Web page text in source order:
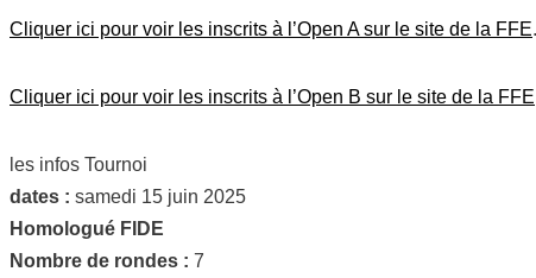
Cliquer ici pour voir les inscrits à l’Open A sur le site de la FFE.
Cliquer ici pour voir les inscrits à l’Open B sur le site de la FFE
les infos Tournoi
dates : samedi 15 juin 2025
Homologué FIDE
Nombre de rondes : 7